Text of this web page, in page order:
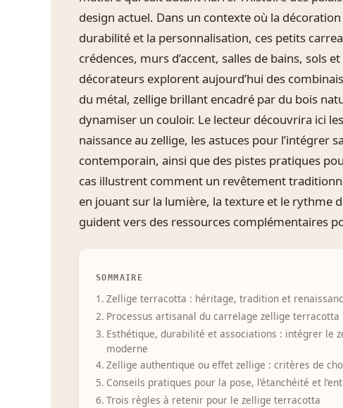
design actuel. Dans un contexte où la
durabilité et la personnalisation, ces petits
crédences, murs d’accent, salles de bains, sols
décorateurs explorent aujourd’hui des
du métal, zellige brillant encadré par du bois
dynamiser un couloir. Le lecteur découvrira ici
naissance au zellige, les astuces pour l’intégrer
contemporain, ainsi que des pistes pratiques
cas illustrent comment un revêtement
en jouant sur la lumière, la texture et le rythme
guident vers des ressources complémentaires
SOMMAIRE
Zellige terracotta : héritage, tradition et
Processus artisanal du carrelage zellige
Esthétique, durabilité et associations : intégrer le
moderne
Zellige authentique ou effet zellige : critères de
Conseils pratiques pour la pose, l’étanchéité et
Trois règles à retenir pour le zellige terracotta